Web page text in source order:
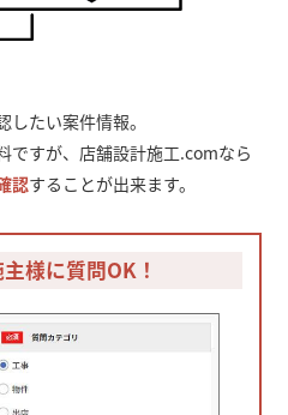
たい案件情報。
ですが、店舗設計施工.comなら
認することが出来ます。
様に質問OK！